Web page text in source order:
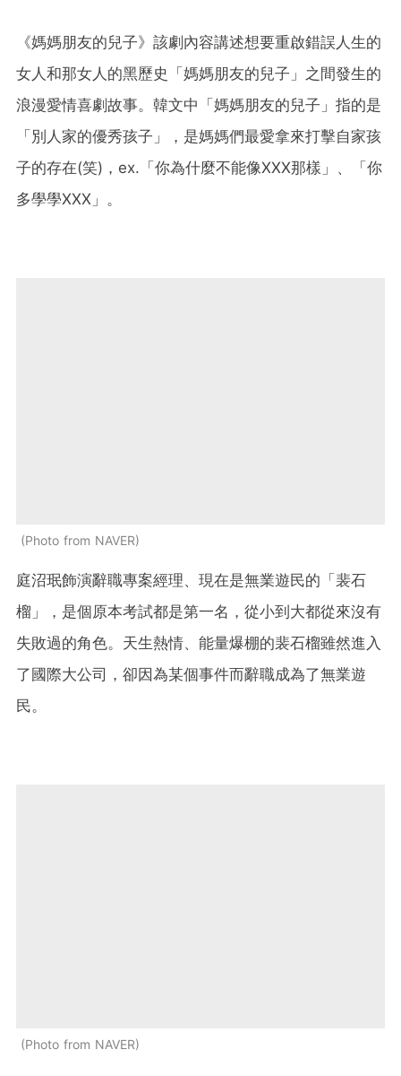
《媽媽朋友的兒子》該劇內容講述想要重啟錯誤人生的
女人和那女人的黑歷史「媽媽朋友的兒子」之間發生的
浪漫愛情喜劇故事。韓文中「媽媽朋友的兒子」指的是
「別人家的優秀孩子」，是媽媽們最愛拿來打擊自家孩
子的存在(笑)，ex.「你為什麼不能像XXX那樣」、「你
多學學XXX」。
Photo from NAVER
庭沼珉飾演辭職專案經理、現在是無業遊民的「裴石
榴」，是個原本考試都是第一名，從小到大都從來沒有
失敗過的角色。天生熱情、能量爆棚的裴石榴雖然進入
了國際大公司，卻因為某個事件而辭職成為了無業遊
民。
Photo from NAVER